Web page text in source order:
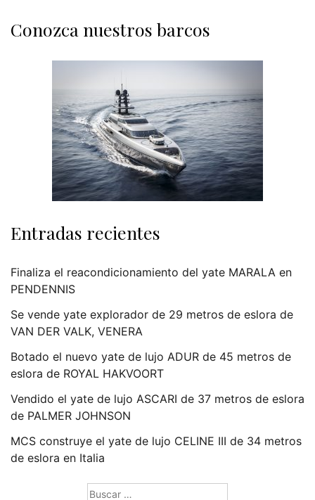
Conozca nuestros barcos
Entradas recientes
Finaliza el reacondicionamiento del yate MARALA en
PENDENNIS
Se vende yate explorador de 29 metros de eslora de
VAN DER VALK, VENERA
Botado el nuevo yate de lujo ADUR de 45 metros de
eslora de ROYAL HAKVOORT
Vendido el yate de lujo ASCARI de 37 metros de eslora
de PALMER JOHNSON
MCS construye el yate de lujo CELINE III de 34 metros
de eslora en Italia